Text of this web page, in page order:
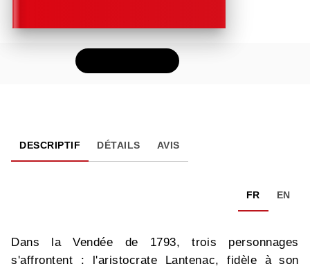
DESCRIPTIF DÉTAILS AVIS
FR EN
Dans la Vendée de 1793, trois personnages
s'affrontent : l'aristocrate Lantenac, fidèle à son